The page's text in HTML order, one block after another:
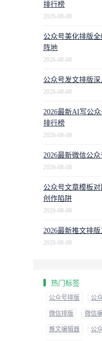
排行榜
2026-08-08
公众号美化排版
阵地
2026-08-08
公众号发文排版
2026-08-08
2026最新AI写公
排行榜
2026-08-08
2026最新微信公
2026-08-08
公众号文章模板
创作陷阱
2026-08-08
2026最新推文排
2026-08-08
热门标签
公众号排版 公
微信排版 微信
推文编辑器 公